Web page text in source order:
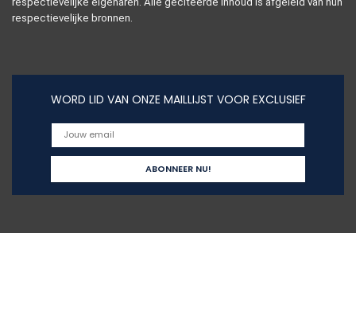
respectievelijke bronnen.
WORD LID VAN ONZE MAILLIJST VOOR EXCLUSIEF